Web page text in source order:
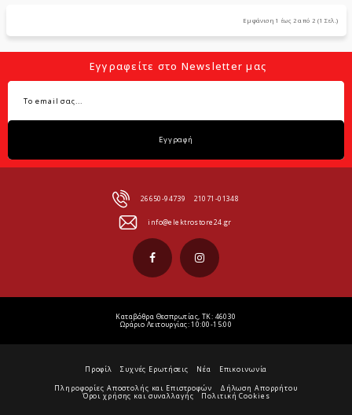
Εμφάνιση 1 έως 2 από 2 (1 Σελ.)
Εγγραφείτε στο Newsletter μας
Εγγραφή
26650-94739 21071-01348
info@elektrostore24.gr
Καταβόθρα Θεσπρωτίας, ΤΚ: 46030
Ωράριο Λειτουργίας: 10:00-15:00
Προφίλ Συχνές Ερωτήσεις Νέα
Επικοινωνία
Πληροφορίες Αποστολής και Επιστροφών
Δήλωση Απορρήτου
Όροι χρήσης και συναλλαγής
Πολιτική Cookies